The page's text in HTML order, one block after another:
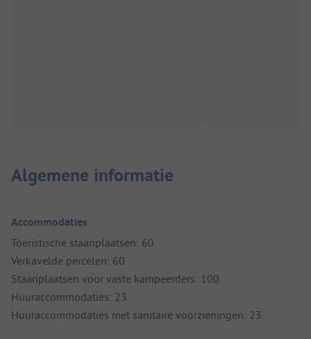
Algemene informatie
Accommodaties
Toeristische staanplaatsen: 60
Verkavelde percelen: 60
Staanplaatsen voor vaste kampeerders: 100
Huuraccommodaties: 23
Huuraccommodaties met sanitaire voorzieningen: 23